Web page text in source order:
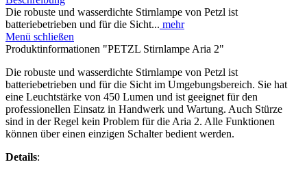
Die robuste und wasserdichte Stirnlampe von Petzl ist
batteriebetrieben und für die Sicht... mehr
Menü schließen
Produktinformationen "PETZL Stirnlampe Aria 2"
Die robuste und wasserdichte Stirnlampe von Petzl ist
batteriebetrieben und für die Sicht im Umgebungsbereich. Sie hat
eine Leuchtstärke von 450 Lumen und ist geeignet für den
professionellen Einsatz in Handwerk und Wartung. Auch Stürze
sind in der Regel kein Problem für die Aria 2. Alle Funktionen
können über einen einzigen Schalter bedient werden.
Details: